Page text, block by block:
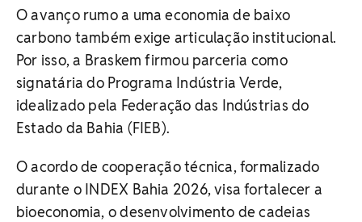
O avanço rumo a uma economia de baixo
carbono também exige articulação institucional.
Por isso, a Braskem firmou parceria como
signatária do Programa Indústria Verde,
idealizado pela Federação das Indústrias do
Estado da Bahia (FIEB).
O acordo de cooperação técnica, formalizado
durante o INDEX Bahia 2026, visa fortalecer a
bioeconomia, o desenvolvimento de cadeias